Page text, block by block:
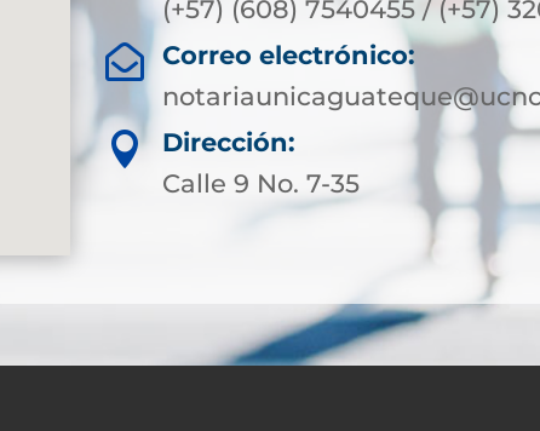
(+57) (608) 7540455 / (+57)

Correo electrónico:

Dirección:
Calle 9 No. 7-35